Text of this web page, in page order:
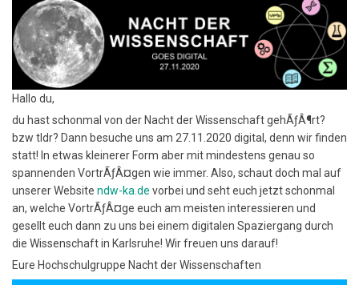
Hallo du,
du hast schonmal von der Nacht der Wissenschaft gehÃƒÂ¶rt?
bzw tldr? Dann besuche uns am 27.11.2020 digital, denn wir finden
statt! In etwas kleinerer Form aber mit mindestens genau so
spannenden VortrÃƒÂ¤gen wie immer. Also, schaut doch mal auf
unserer Website ndw-ka.de vorbei und seht euch jetzt schonmal
an, welche VortrÃƒÂ¤ge euch am meisten interessieren und
gesellt euch dann zu uns bei einem digitalen Spaziergang durch
die Wissenschaft in Karlsruhe! Wir freuen uns darauf!
Eure Hochschulgruppe Nacht der Wissenschaften